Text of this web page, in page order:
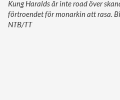
Kung Haralds är inte road över
förtroendet för monarkin att rasa.
NTB/TT